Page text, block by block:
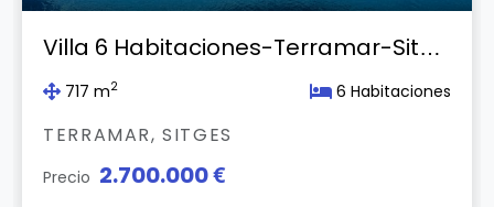
Villa 6 Habitaciones-Terramar-Sitges
717 m2 6 Habitaciones
TERRAMAR, SITGES
Precio 2.700.000 €